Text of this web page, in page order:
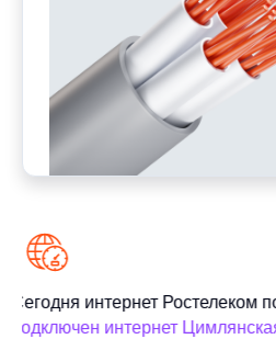
Сегодня интернет Ростелеком
подключен интернет